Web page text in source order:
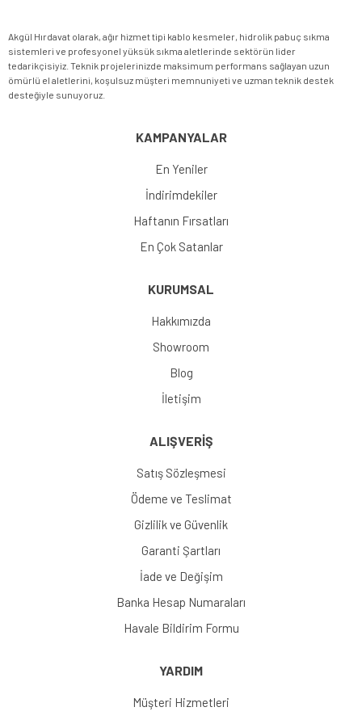
Akgül Hırdavat olarak, ağır hizmet tipi kablo kesmeler, hidrolik pabuç sıkma
sistemleri ve profesyonel yüksük sıkma aletlerinde sektörün lider
tedarikçisiyiz. Teknik projelerinizde maksimum performans sağlayan uzun
ömürlü el aletlerini, koşulsuz müşteri memnuniyeti ve uzman teknik destek
desteğiyle sunuyoruz.
KAMPANYALAR
En Yeniler
İndirimdekiler
Haftanın Fırsatları
En Çok Satanlar
KURUMSAL
Hakkımızda
Showroom
Blog
İletişim
ALIŞVERİŞ
Satış Sözleşmesi
Ödeme ve Teslimat
Gizlilik ve Güvenlik
Garanti Şartları
İade ve Değişim
Banka Hesap Numaraları
Havale Bildirim Formu
YARDIM
Müşteri Hizmetleri